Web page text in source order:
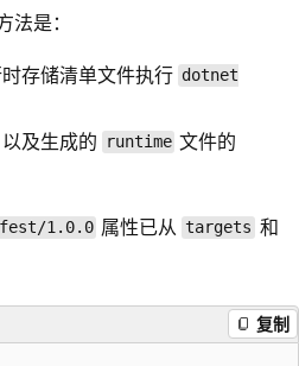
是：
存储清单文件执行 dotnet
及生成的
runtime 文件的
1.0.0 属性已从 targets 和
复制